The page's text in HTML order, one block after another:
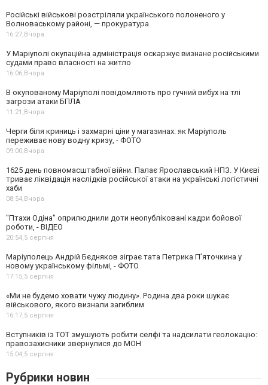
Російські військові розстріляли українського полоненого у
Волноваському районі, — прокуратура
16:27,Вчора
У Маріуполі окупаційна адміністрація оскаржує визнане російськими
судами право власності на житло
16:06,Вчора
В окупованому Маріуполі повідомляють про гучний вибух на тлі
загрози атаки БПЛА
11:21,Вчора
Черги біля криниць і захмарні ціни у магазинах: як Маріуполь
переживає нову водну кризу, - ФОТО
09:00,Вчора
1625 день повномасштабної війни. Палає Ярославський НПЗ. У Києві
триває ліквідація наслідків російської атаки на українські логістичні
хаби
08:54,Вчора
"Птахи Одіна" оприлюднили доти неопубліковані кадри бойової
роботи, - ВІДЕО
20:54,5 серпня
Маріуполець Андрій Бєдняков зіграє тата Петрика П’яточкина у
новому українському фільмі, - ФОТО
17:15,5 серпня
«Ми не будемо ховати чужу людину». Родина два роки шукає
військового, якого визнали загиблим
16:17,5 серпня
Вступників із ТОТ змушують робити селфі та надсилати геолокацію:
правозахисники звернулися до МОН
15:04,5 серпня
Рубрики новин